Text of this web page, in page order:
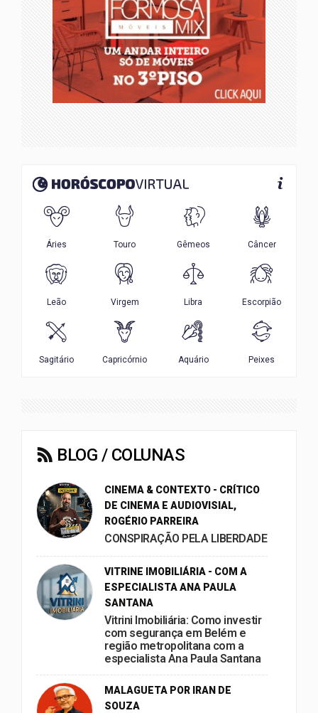
BLOG / COLUNAS
CINEMA & CONTEXTO - CRÍTICO
DE CINEMA E AUDIOVISIAL,
ROGÉRIO PARREIRA
CONSPIRAÇÃO PELA LIBERDADE
VITRINE IMOBILIÁRIA - COM A
ESPECIALISTA ANA PAULA
SANTANA
Vitrini Imobiliária: Como investir
com segurança em Belém e
região metropolitana com a
especialista Ana Paula Santana
MALAGUETA POR IRAN DE
SOUZA